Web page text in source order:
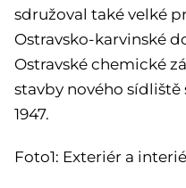
sdružoval také velké
Ostravsko-karvinské
Ostravské chemické
stavby nového sídliště
1947.
Foto1: Exteriér a